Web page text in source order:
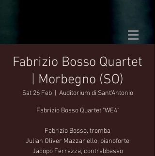
Fabrizio Bosso Quartet
| Morbegno (SO)
Sat 26 Feb
  |
Auditorium di Sant'Antonio
Fabrizio Bosso Quartet "WE4"
Fabrizio Bosso, tromba
Julian Oliver Mazzariello, pianoforte
Jacopo Ferrazza, contrabbasso